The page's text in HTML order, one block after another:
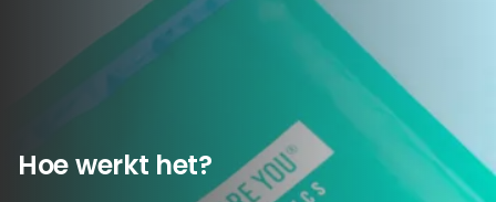
Hoe werkt het?